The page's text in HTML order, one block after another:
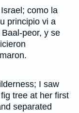
como la
principio vi a
peor, y se
I saw
tree at her first
separated